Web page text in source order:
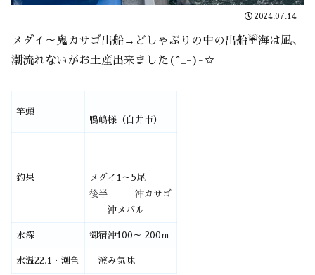
2024.07.14
メダイ～鬼カサゴ出船→どしゃぶりの中の出船☔海は凪、
潮流れないがお土産出来ました(^_-)-☆
竿頭
鴨嶋様（白井市）
釣果
メダイ1～5尾
後半 沖カサゴ
沖メバル
水深 御宿沖100～ 200m
水温22.1・潮色 澄み気味